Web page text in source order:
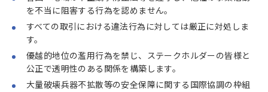
を不当に阻害する行為を認めません。
すべての取引における違法行為に対しては厳正に対処しま
す。
優越的地位の濫用行為を禁じ、ステークホルダーの皆様と
公正で透明性のある関係を構築します。
大量破壊兵器不拡散等の安全保障に関する国際協調の枠組